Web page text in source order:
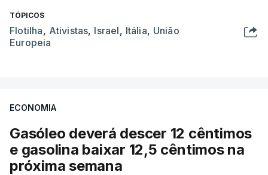
TÓPICOS
Flotilha, Ativistas, Israel, Itália, União
Europeia
ECONOMIA
Gasóleo deverá descer 12 cêntimos
e gasolina baixar 12,5 cêntimos na
próxima semana